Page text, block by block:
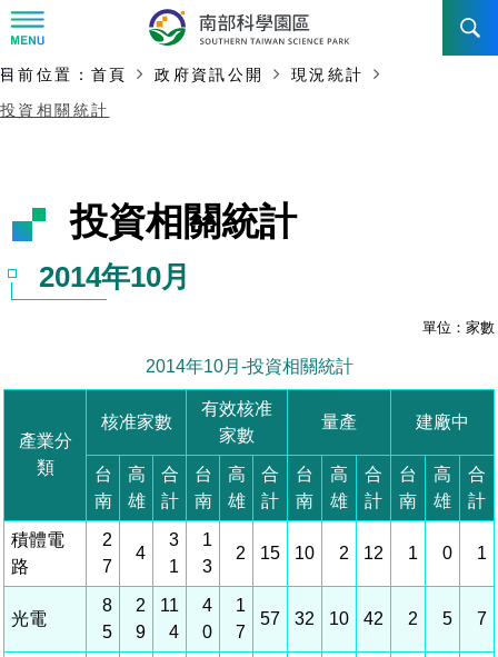
訊息公告
新聞資料專區
即時新聞澄清專區
招標資訊
園區電子看板專區
發展沿革
設立沿革
首長介紹
局長小檔案
局長電子信箱
組織法
組織架構
組織職掌
管理局位置
施政主軸
年度工作展望
國家科學及技術委員會重大政策
廉政園地
工作職掌與聯絡管道
廉政反貪、防貪專區
獲獎記錄
檔案應用專區
認識園區
臺南園區
競爭優勢
土地規劃
水電供應
園區土地廠房宿舍出租資訊
競爭優勢
土地規劃
水電供應
橋頭園區
簡介
競爭優勢
土地規劃
新設園區
交通資訊
機構及廠商名錄
工商服務
申請流程及表單
入區申辦流程
申辦案件處理時限
投資業務
相關費用
園區事業管理費
土地及廠房租賃
科學園區廠商服務網
園區課程及獎補助計畫
主要內容開始
:::
目前位置： 首頁 政府資訊公開
現況統計
投資相關統計